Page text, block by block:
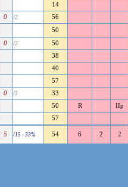
14
0 /2 56
50
0 /2 50
38
40
57
0 /3 33
50 R IIp
57
5 /15 - 33% 54 6 2 2